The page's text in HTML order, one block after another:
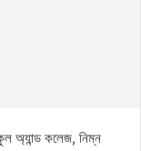
অ্যান্ড কলেজ, নিম্ন